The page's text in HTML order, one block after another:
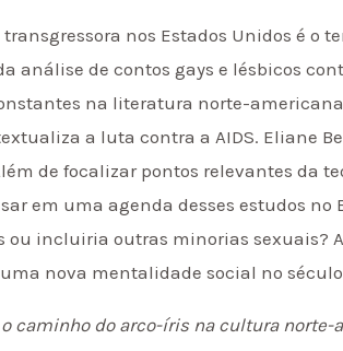
nos Estados Unidos é o
análise de contos gays e lésbicos
na literatura norte-
a luta contra a AIDS. Eliane
de focalizar pontos relevantes da
em uma agenda desses estudos no
ou incluiria outras minorias sexuais?
nova mentalidade social no
caminho do arco-íris na cultura norte-